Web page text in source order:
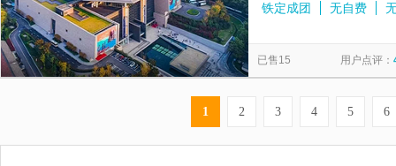
铁定成团
无自费
已售15 用户点评：
1 2 3 4 5 6